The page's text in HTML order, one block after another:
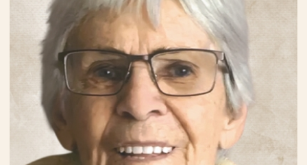
Liens utiles
Témoignages
Emplois